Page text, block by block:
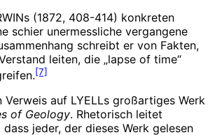
(1872, 408-414) konkreten
schier unermessliche vergangene
schreibt er von Fakten,
leiten, die „lapse of time“
[7]
Verweis auf LYELLs großartiges Werk
of Geology. Rhetorisch leitet
dass jeder, der dieses Werk gelesen